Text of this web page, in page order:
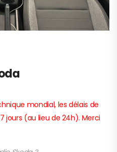
mondial, les délais de
(au lieu de 24h). Merci